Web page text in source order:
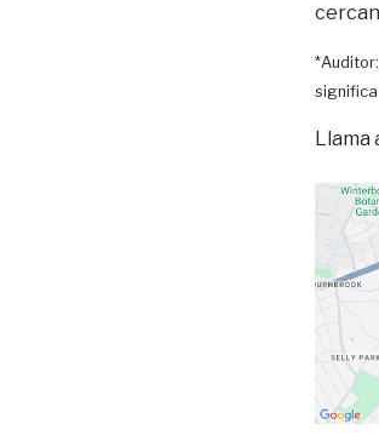
significa
Llama